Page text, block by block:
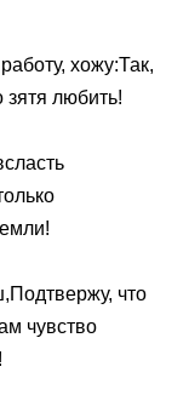
хожу:Так,
зятя любить!
что
чувство